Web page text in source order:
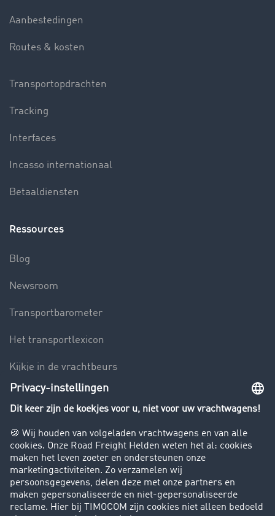
Aanbestedingen
Routes & kosten
Transportopdrachten
Tracking
Interfaces
Incasso internationaal
Betaaldiensten
Ressources
Blog
Newsroom
Transportbarometer
Het transportlexicon
Kijkje in de vrachtbeurs
Rijverbod voor vrachtwagens
Bedrijf
Success Stories
Klanten werven klanten